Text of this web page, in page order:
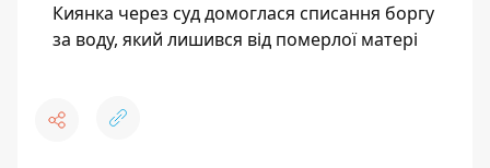
Киянка через суд домоглася списання боргу
за воду, який лишився від померлої матері